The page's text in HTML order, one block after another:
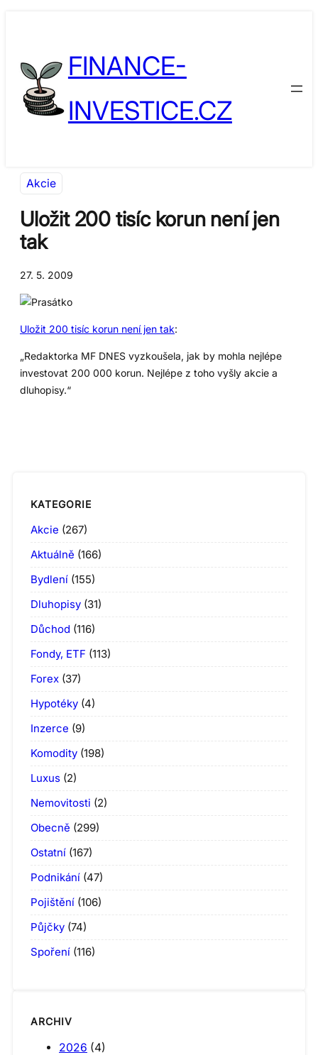
FINANCE-
INVESTICE.CZ
Akcie
Uložit 200 tisíc korun není jen
tak
27. 5. 2009
Uložit 200 tisíc korun není jen tak:
„Redaktorka MF DNES vyzkoušela, jak by mohla nejlépe
investovat 200 000 korun. Nejlépe z toho vyšly akcie a
dluhopisy.“
KATEGORIE
Akcie (267)
Aktuálně (166)
Bydlení (155)
Dluhopisy (31)
Důchod (116)
Fondy, ETF (113)
Forex (37)
Hypotéky (4)
Inzerce (9)
Komodity (198)
Luxus (2)
Nemovitosti (2)
Obecně (299)
Ostatní (167)
Podnikání (47)
Pojištění (106)
Půjčky (74)
Spoření (116)
ARCHIV
2026 (4)